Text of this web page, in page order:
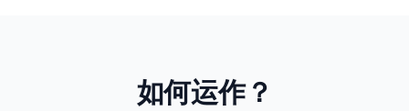
如何运作？